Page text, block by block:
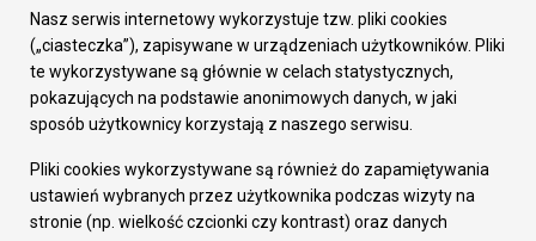
Załatw sprawę
Prezydent Miasta
Rada Miasta
Wydziały
Elektroniczna Skrzynka Podawcza
Gospodarka
Fundusze europejskie
Środki krajowe
Nasz serwis internetowy wykorzystuje tzw. pliki cookies
(„ciasteczka”), zapisywane w urządzeniach użytkowników. Pliki
te wykorzystywane są głównie w celach statystycznych,
pokazujących na podstawie anonimowych danych, w jaki
sposób użytkownicy korzystają z naszego serwisu.
Pliki cookies wykorzystywane są również do zapamiętywania
ustawień wybranych przez użytkownika podczas wizyty na
stronie (np. wielkość czcionki czy kontrast) oraz danych